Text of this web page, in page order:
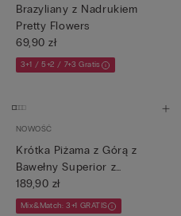
Brazyliany z Nadrukiem
Pretty Flowers
69,90 zł
3+1 / 5+2 / 7+3 Gratis
NOWOŚĆ
Krótka Piżama z Górą z
Bawełny Superior z
Nadrukie...
189,90 zł
Mix&Match: 3+1 GRATIS